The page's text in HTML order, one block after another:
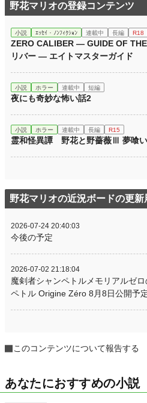
野花マリオの登録コンテンツ
小説 ｴｯｾｲ・ﾉﾝﾌｨｸｼｮﾝ 連載中 長編 R18
ZERO CALIBER — GUIDE OF
リバー ― エイトマスターガイド
小説 ホラー 連載中 短編
夜にも奇妙な怖い話2
小説 ホラー 連載中 長編 R15
霊和怪異譚 野花と野薔薇Ⅲ 夢喰
野花マリオの近況ボードの更新
2026-07-24 20:40:03
今後の予定
2026-07-02 21:18:04
魔剣者シャンペトルメモリアルゼ
ペトル Origine Zéro 8月8日公開予
このコンテンツについて報告する
あなたにおすすめの小説